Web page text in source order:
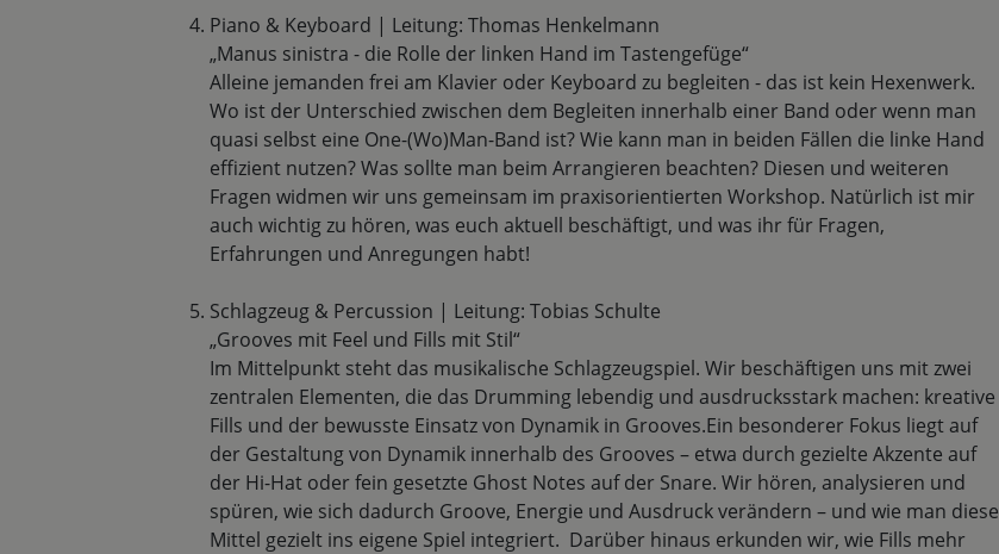
Piano & Keyboard | Leitung: Thomas Henkelmann
„Manus sinistra - die Rolle der linken Hand im Tastengefüge“
Alleine jemanden frei am Klavier oder Keyboard zu begleiten - das ist kein Hexenwerk.
Wo ist der Unterschied zwischen dem Begleiten innerhalb einer Band oder wenn man
quasi selbst eine One-(Wo)Man-Band ist? Wie kann man in beiden Fällen die linke Hand
effizient nutzen? Was sollte man beim Arrangieren beachten? Diesen und weiteren
Fragen widmen wir uns gemeinsam im praxisorientierten Workshop. Natürlich ist mir
auch wichtig zu hören, was euch aktuell beschäftigt, und was ihr für Fragen,
Erfahrungen und Anregungen habt!
Schlagzeug & Percussion | Leitung: Tobias Schulte
„Grooves mit Feel und Fills mit Stil“
Im Mittelpunkt steht das musikalische Schlagzeugspiel. Wir beschäftigen uns mit zwei
zentralen Elementen, die das Drumming lebendig und ausdrucksstark machen: kreative
Fills und der bewusste Einsatz von Dynamik in Grooves.Ein besonderer Fokus liegt auf
der Gestaltung von Dynamik innerhalb des Grooves – etwa durch gezielte Akzente auf
der Hi-Hat oder fein gesetzte Ghost Notes auf der Snare. Wir hören, analysieren und
spüren, wie sich dadurch Groove, Energie und Ausdruck verändern – und wie man diese
Mittel gezielt ins eigene Spiel integriert. Darüber hinaus erkunden wir, wie Fills mehr